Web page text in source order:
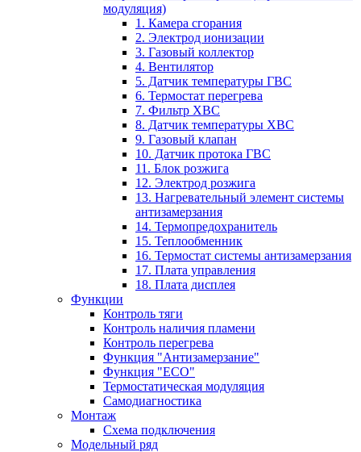
модуляция)
1. Камера сгорания
2. Электрод ионизации
3. Газовый коллектор
4. Вентилятор
5. Датчик температуры ГВС
6. Термостат перегрева
7. Фильтр ХВС
8. Датчик температуры ХВС
9. Газовый клапан
10. Датчик протока ГВС
11. Блок розжига
12. Электрод розжига
13. Нагревательный элемент системы
антизамерзания
14. Термопредохранитель
15. Теплообменник
16. Термостат системы антизамерзания
17. Плата управления
18. Плата дисплея
Функции
Контроль тяги
Контроль наличия пламени
Контроль перегрева
Функция "Антизамерзание"
Функция "ECO"
Термостатическая модуляция
Самодиагностика
Монтаж
Схема подключения
Модельный ряд